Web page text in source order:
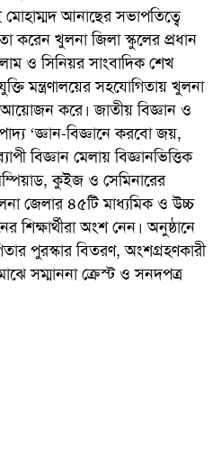
আনাছের সভাপতিত্বে
করেন খুলনা জিলা স্কুলের প্রধান
ও সিনিয়র সাংবাদিক শেখ
মন্ত্রণালয়ের সহযোগিতায় খুলনা
করে। জাতীয় বিজ্ঞান ও
‘জ্ঞান-বিজ্ঞানে করবো জয়,
বিজ্ঞান মেলায় বিজ্ঞানভিত্তিক
কুইজ ও সেমিনারের
জেলার ৪৫টি মাধ্যমিক ও উচ্চ
শিক্ষার্থীরা অংশ নেন। অনুষ্ঠানে
পুরস্কার বিতরণ, অংশগ্রহণকারী
মাঝে সম্মাননা ক্রেস্ট ও সনদপত্র